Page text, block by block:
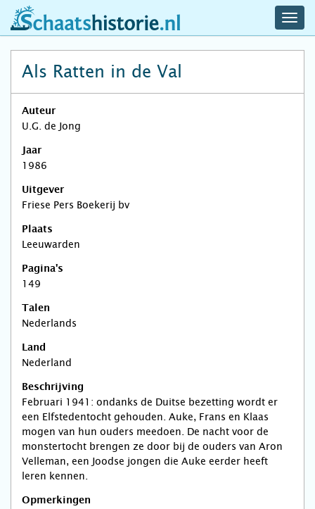
schaatshistorie.nl
Als Ratten in de Val
Auteur
U.G. de Jong
Jaar
1986
Uitgever
Friese Pers Boekerij bv
Plaats
Leeuwarden
Pagina's
149
Talen
Nederlands
Land
Nederland
Beschrijving
Februari 1941: ondanks de Duitse bezetting wordt er
een Elfstedentocht gehouden. Auke, Frans en Klaas
mogen van hun ouders meedoen. De nacht voor de
monstertocht brengen ze door bij de ouders van Aron
Velleman, een Joodse jongen die Auke eerder heeft
leren kennen.
Opmerkingen